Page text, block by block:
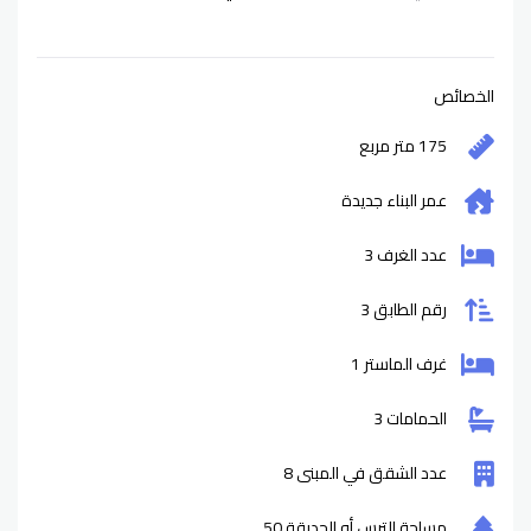
الخصائص
175 متر مربع
عمر البناءجديدة
عدد الغرف 3
رقم الطابق 3
غرف الماستر 1
الحمامات 3
عدد الشقق في المبنى 8